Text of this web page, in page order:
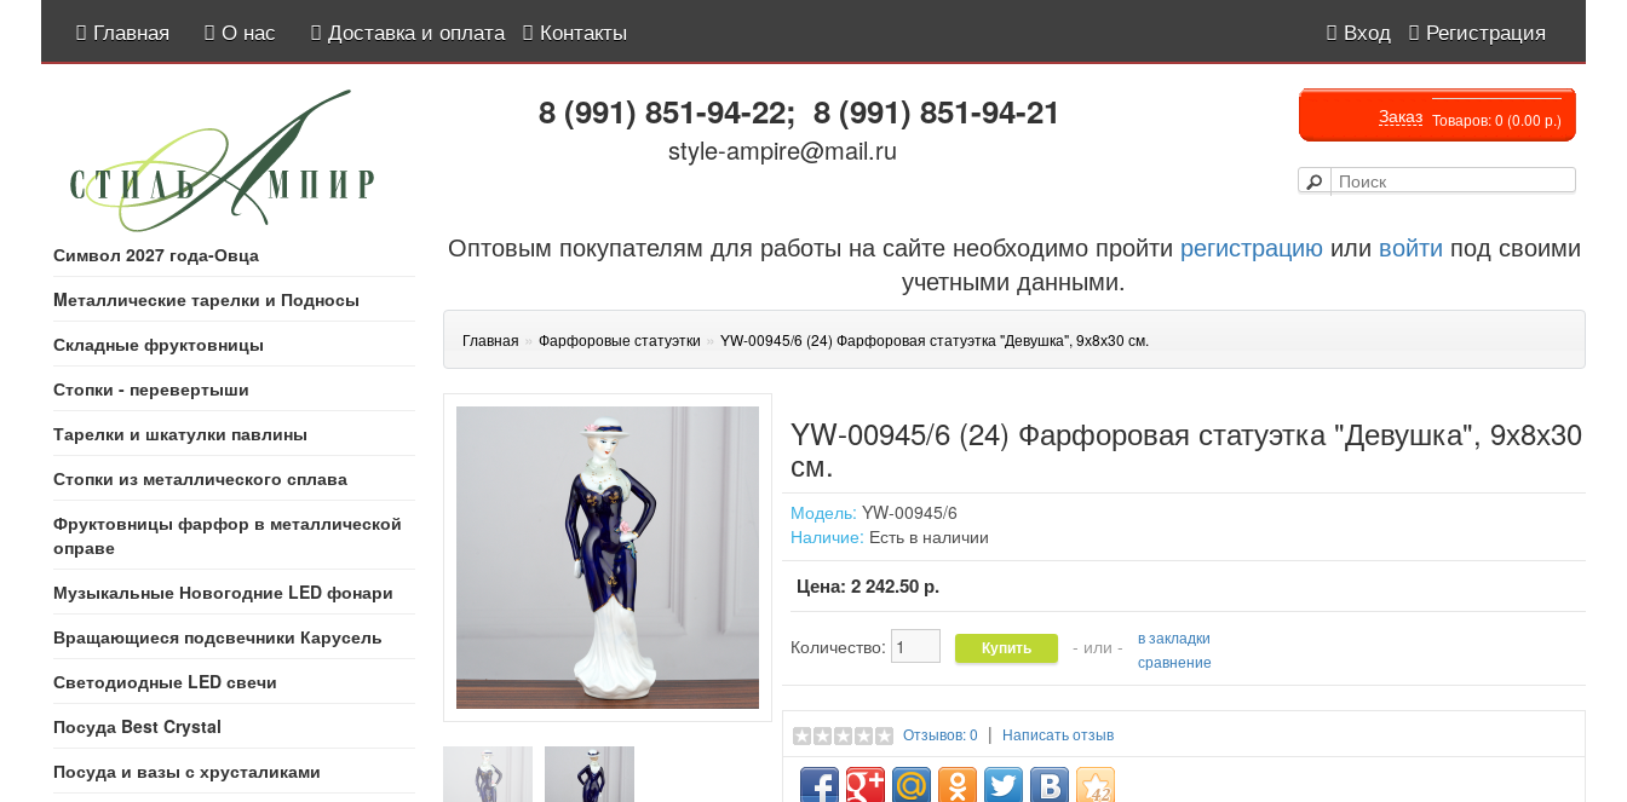
Главная О нас Доставка и оплата Контакты Вход Регистрация
Заказ Товаров: 0 (0.00 р.)
8 (991) 851-94-22; 8 (991) 851-94-21
style-ampire@mail.ru
Символ 2027 года-Овца
Mеталлические тарелки и Подносы
Складные фруктовницы
Стопки - перевертыши
Тарелки и шкатулки павлины
Стопки из металлического сплава
Фруктовницы фарфор в металлической
оправе
Музыкальные Новогодние LED фонари
Вращающиеся подсвечники Карусель
Светодиодные LED свечи
Посуда Best Crystal
Посуда и вазы с хрусталиками
Оптовым покупателям для работы на сайте необходимо пройти регистрациюили войти под своими
учетными данными.
Главная » Фарфоровые статуэтки » YW-00945/6 (24) Фарфоровая статуэтка "Девушка", 9х8х30 см.
YW-00945/6 (24) Фарфоровая статуэтка "Девушка", 9х8х30
см.
Модель: YW-00945/6
Наличие: Есть в наличии
Цена: 2 242.50 р.
Количество: - или -
в закладки
сравнение
Отзывов: 0 | Написать отзыв